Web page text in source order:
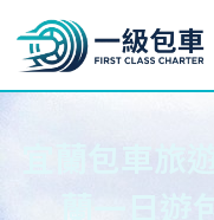
宜蘭包車旅